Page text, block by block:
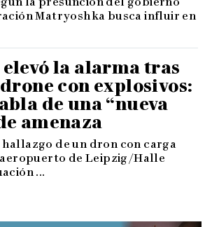
Matryoshka busca influir en
la alarma tras
con explosivos:
de una “nueva
amenaza
de un dron con carga
de Leipzig/Halle
...